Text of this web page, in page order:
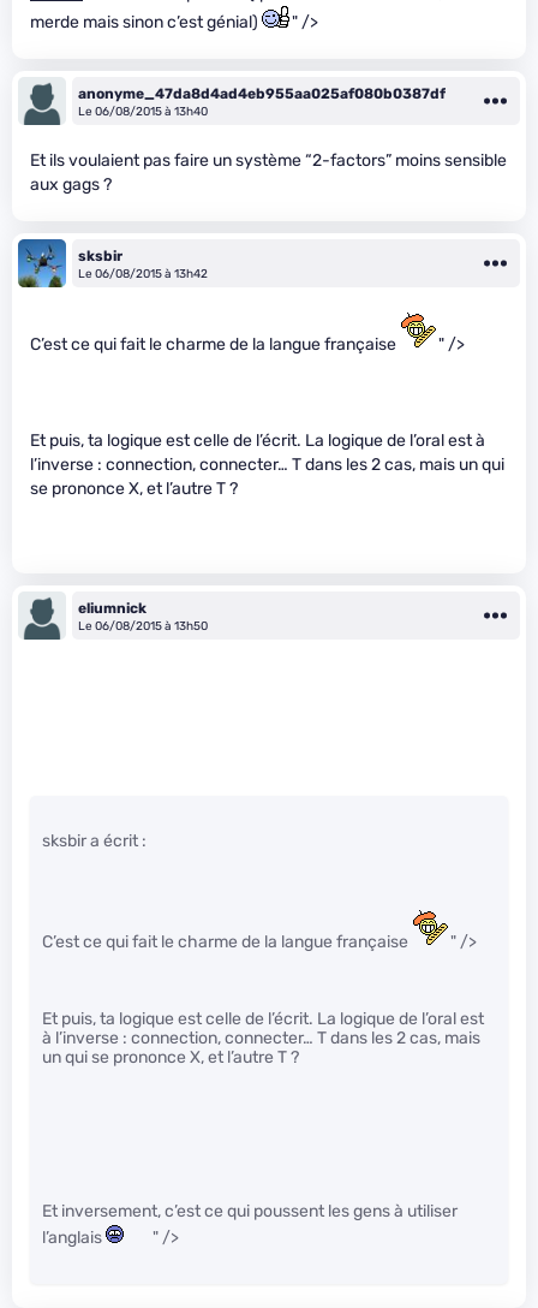
merde mais sinon c’est génial)
" />
anonyme_47da8d4ad4eb955aa025af080b0387df
Le 06/08/2015 à 13h40
Et ils voulaient pas faire un système “2-factors” moins sensible
aux gags ?
sksbir
Le 06/08/2015 à 13h42
C’est ce qui fait le charme de la langue française " />
Et puis, ta logique est celle de l’écrit. La logique de l’oral est à
l’inverse : connection, connecter… T dans les 2 cas, mais un qui
se prononce X, et l’autre T ?
eliumnick
Le 06/08/2015 à 13h50
sksbir a écrit :
C’est ce qui fait le charme de la langue française " />
Et puis, ta logique est celle de l’écrit. La logique de l’oral est
à l’inverse : connection, connecter… T dans les 2 cas, mais
un qui se prononce X, et l’autre T ?
Et inversement, c’est ce qui poussent les gens à utiliser
l’anglais
" />